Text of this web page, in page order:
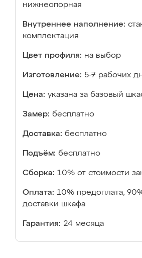
нижнеопорная
Внутреннее наполнение:
комплектация
Цвет профиля: на выбор
Изготовление: 5-7 рабочих
Цена: указана за базовый
Замер: бесплатно
Доставка: бесплатно
Подъём: бесплатно
Сборка: 10% от стоимости
Оплата: 10% предоплата,
доставки шкафа
Гарантия: 24 месяца